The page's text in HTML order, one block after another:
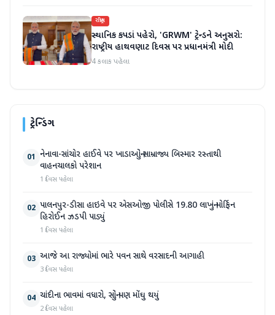
રાષ્ટ્રીય
સ્થાનિક કપડાં પહેરો, 'GRWM' ટ્રેન્ડને અનુસરો:
રાષ્ટ્રીય હાથવણાટ દિવસ પર પ્રધાનમંત્રી મોદી
4 કલાક પહેલા
ટ્રેન્ડિંગ
01 નેનાવા-સાંચોર હાઈવે પર ખાડાઓનું સામ્રાજ્ય બિસ્માર રસ્તાથી
વાહનચાલકો પરેશાન
1 દિવસ પહેલા
02 પાલનપુર-ડીસા હાઇવે પર એસઓજી પોલીસે 19.80 લાખનું મોર્ફિન
હિરોઈન ઝડપી પાડ્યું
1 દિવસ પહેલા
03 આજે આ રાજ્યોમાં ભારે પવન સાથે વરસાદની આગાહી
3 દિવસ પહેલા
04 ચાંદીના ભાવમાં વધારો, સોનું પણ મોંઘુ થયું
2 દિવસ પહેલા